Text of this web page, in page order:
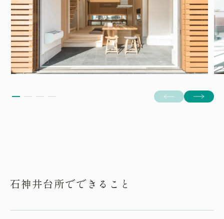
石神井台所でできること